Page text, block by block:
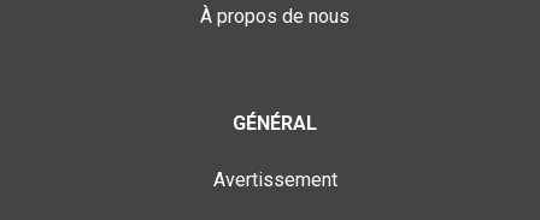
À propos de nous
GÉNÉRAL
Avertissement